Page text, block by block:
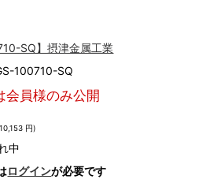
SQ】摂津金属工業
100710-SQ
会員様のみ公開
円)
中
ログインが必要です